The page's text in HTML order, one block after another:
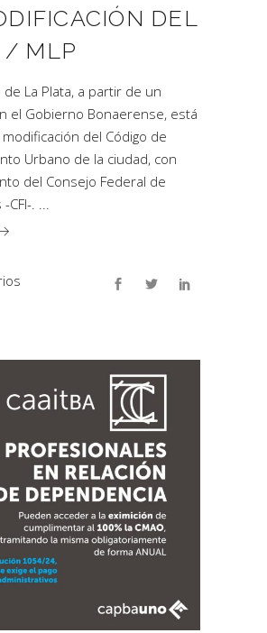
DEL
/ MLP
de La Plata, a partir de un
el Gobierno Bonaerense, está
del Código de
Urbano de la ciudad, con
del Consejo Federal de
CFI-.